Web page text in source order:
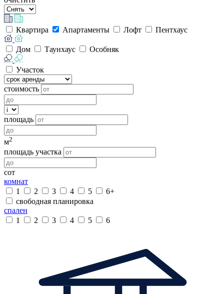
Квартира Апартаменты Лофт Пентхаус
Дом Таунхаус Особняк
Участок
стоимость
площадь
м2
площадь участка
сот
комнат
1
2 3 4 5
6+
свободная планировка
спален
1
2 3 4 5 6